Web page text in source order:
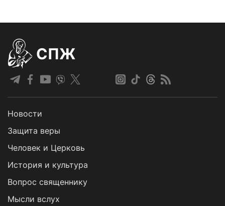
СПЖ
Новости
Защита веры
Человек и Церковь
История и культура
Вопрос священнику
Мысли вслух